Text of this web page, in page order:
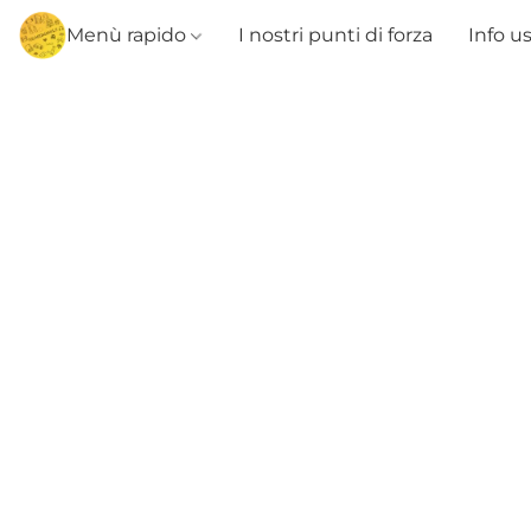
Menù rapido I nostri punti di forza Info